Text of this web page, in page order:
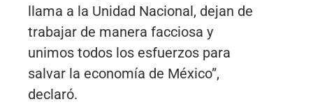
llama a la Unidad Nacional, dejan de
trabajar de manera facciosa y
unimos todos los esfuerzos para
salvar la economía de México”,
declaró.